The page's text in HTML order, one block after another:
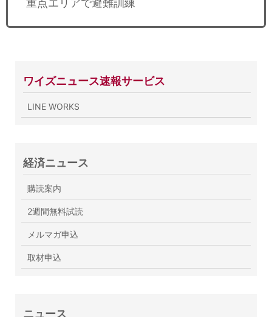
重点エリアで避難訓練
ワイズニュース速報サービス
LINE WORKS
経済ニュース
購読案内
2週間無料試読
メルマガ申込
取材申込
ニュース